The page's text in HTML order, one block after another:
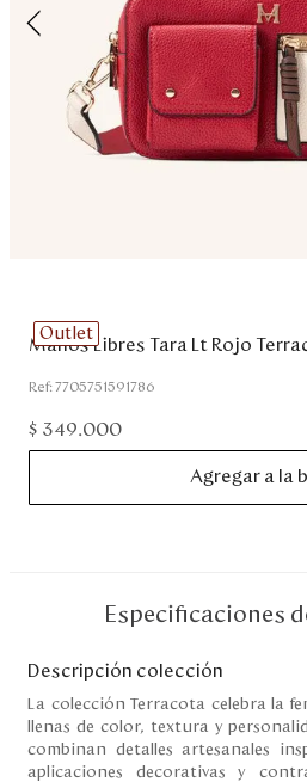
Outlet
Disney
Colombia
Panamá
Outlet
Manos Libres Tara Lt Rojo
:7705751591786
$ 349.000
Agregar a la
Especificaciones
Descripción colección
La colección Terracota celebra la
llenas de color, textura y
combinan detalles artesanales
aplicaciones decorativas y